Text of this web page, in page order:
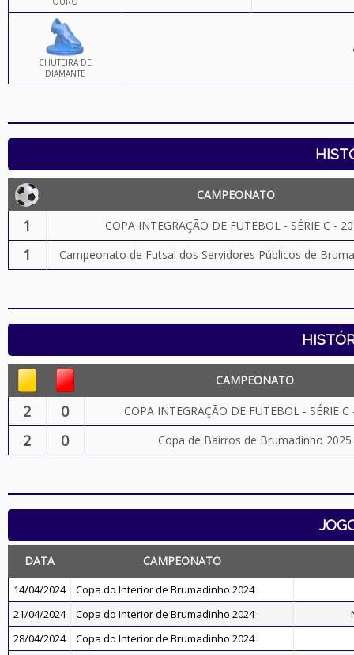
CHUTEIRA DE
DIAMANTE
CAMPEONATO
1 COPA INTEGRAÇÃO DE FUTEBOL - SÉRIE C -
1 Campeonato de Futsal dos Servidores Públicos de
CAMPEONATO
2 0 COPA INTEGRAÇÃO DE FUTEBOL - SÉRIE
2 0 Copa de Bairros de Brumadinho 2025
DATA CAMPEONATO
14/04/2024
Copa do Interior de Brumadinho 2024
21/04/2024
Copa do Interior de Brumadinho 2024
28/04/2024
Copa do Interior de Brumadinho 2024